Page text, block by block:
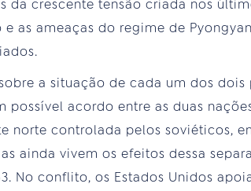
da crescente tensão criada nos
as ameaças do regime de
a situação de cada um dos dois
possível acordo entre as duas
norte controlada pelos soviéticos,
ainda vivem os efeitos dessa
No conflito, os Estados Unidos